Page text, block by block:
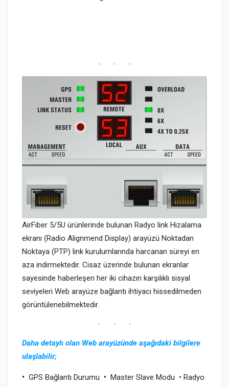
AirFiber 5/5U ürünlerinde bulunan Radyo link Hizalama
ekranı (Radio Alignmend Display) arayüzü Noktadan
Noktaya (PTP) link kurulumlarında harcanan süreyi en
aza indirmektedir. Cisaz üzerinde bulunan ekranlar
sayesinde haberleşen her iki cihazın karşılıklı sisyal
seviyeleri Web arayüze bağlantı ihtiyacı hissedilmeden
görüntülenebilmektedir.
Daha detaylı olan Web arayüzünde aşağıdaki bilgilere
ulaşlabilir;
• GPS Bağlantı Durumu • Master Slave Modu • Radyo